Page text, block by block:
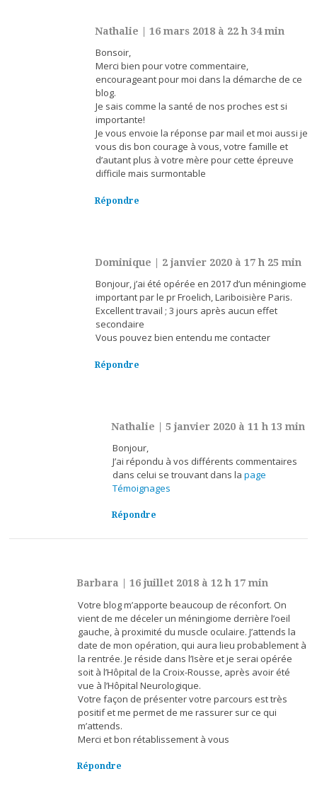
Nathalie 16 mars 2018 à 22 h 34 min
Bonsoir,
Merci bien pour votre commentaire,
encourageant pour moi dans la démarche de ce
blog.
Je sais comme la santé de nos proches est si
importante!
Je vous envoie la réponse par mail et moi aussi je
vous dis bon courage à vous, votre famille et
d’autant plus à votre mère pour cette épreuve
difficile mais surmontable
Répondre
Dominique 2 janvier 2020 à 17 h 25 min
Bonjour, j’ai été opérée en 2017 d’un méningiome
important par le pr Froelich, Lariboisière Paris.
Excellent travail ; 3 jours après aucun effet
secondaire
Vous pouvez bien entendu me contacter
Répondre
Nathalie |5 janvier 2020 à 11 h 13 min
Bonjour,
J’ai répondu à vos différents commentaires
dans celui se trouvant dans la page
Témoignages
Répondre
Barbara |16 juillet 2018 à 12 h 17 min
Votre blog m’apporte beaucoup de réconfort. On
vient de me déceler un méningiome derrière l’oeil
gauche, à proximité du muscle oculaire. J’attends la
date de mon opération, qui aura lieu probablement à
la rentrée. Je réside dans l’Isère et je serai opérée
soit à l’Hôpital de la Croix-Rousse, après avoir été
vue à l’Hôpital Neurologique.
Votre façon de présenter votre parcours est très
positif et me permet de me rassurer sur ce qui
m’attends.
Merci et bon rétablissement à vous
Répondre